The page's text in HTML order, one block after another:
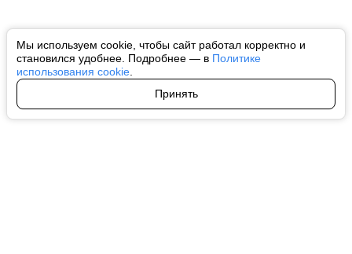
Мы используем cookie, чтобы сайт работал корректно и
становился удобнее. Подробнее — в Политике
использования cookie
Принять